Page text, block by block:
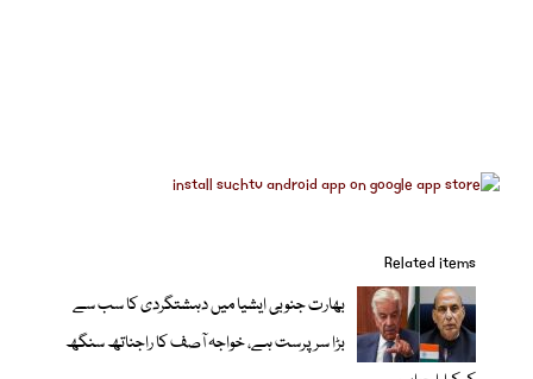
Related items
بھارت جنوبی ایشیا میں دہشتگردی کا سب سے
بڑا سرپرست ہے، خواجہ آصف کا راجناتھ سنگھ